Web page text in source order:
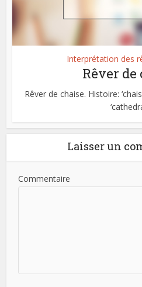
Interprétation des
Rêver de
Rêver de chaise. Histoire:
Laisser un
Commentaire